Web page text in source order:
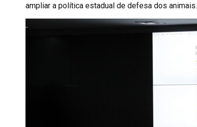
ampliar a política estadual de defesa dos animais.